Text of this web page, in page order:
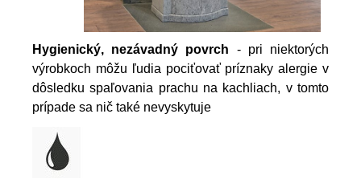
Hygienický, nezávadný povrch - pri niektorých
výrobkoch môžu ľudia pociťovať príznaky alergie v
dôsledku spaľovania prachu na kachliach, v tomto
prípade sa nič také nevyskytuje